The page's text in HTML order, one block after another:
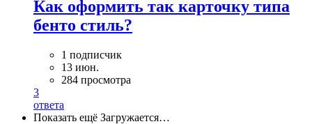
Как оформить так карточку типа
бенто стиль?
1 подписчик
13 июн.
284 просмотра
3
ответа
Показать ещё Загружается…